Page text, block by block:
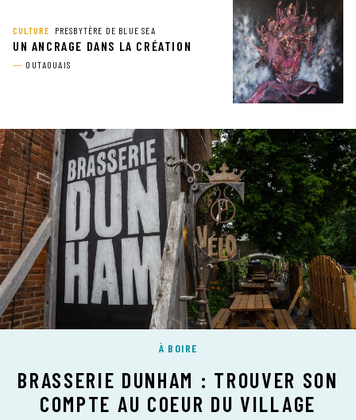
CULTURE PRESBYTÈRE DE BLUE SEA
UN ANCRAGE DANS LA CRÉATION
OUTAOUAIS
À BOIRE
BRASSERIE DUNHAM : TROUVER SON
COMPTE AU COEUR DU VILLAGE